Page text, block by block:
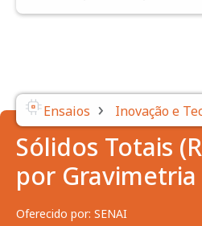
Ensaios › Inovação e
Sólidos Totais
por Gravimetria
Oferecido por: SENAI